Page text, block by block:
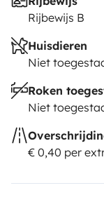
Rijbewijs B
Huisdieren
Niet
Roken
Niet
€ 0,40 per